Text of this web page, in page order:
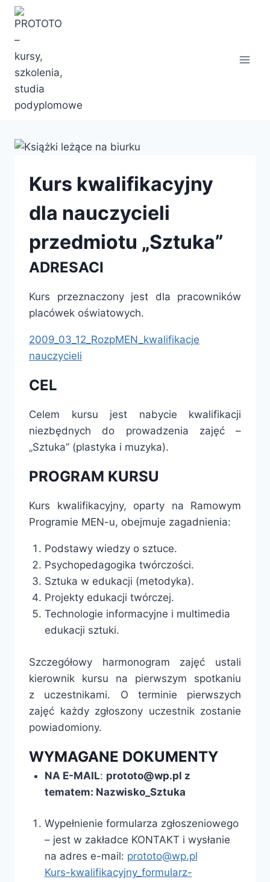
Przejdź
treści
Kurs kwalifikacyjny
dla nauczycieli
przedmiotu „Sztuka”
ADRESACI
Kurs przeznaczony jest dla pracowników
placówek oświatowych.
2009_03_12_RozpMEN_kwalifikacje
nauczycieli
CEL
Celem kursu jest nabycie kwalifikacji
niezbędnych do prowadzenia zajęć –
„Sztuka” (plastyka i muzyka).
PROGRAM KURSU
Kurs kwalifikacyjny, oparty na Ramowym
Programie MEN-u, obejmuje zagadnienia:
Podstawy wiedzy o sztuce.
Psychopedagogika twórczości.
Sztuka w edukacji (metodyka).
Projekty edukacji twórczej.
Technologie informacyjne i multimedia
edukacji sztuki.
Szczegółowy harmonogram zajęć ustali
kierownik kursu na pierwszym spotkaniu
z uczestnikami. O terminie pierwszych
zajęć każdy zgłoszony uczestnik zostanie
powiadomiony.
WYMAGANE DOKUMENTY
NA E-MAIL: prototo@wp.pl z
tematem: Nazwisko_Sztuka
Wypełnienie formularza zgłoszeniowego
– jest w zakładce KONTAKT i wysłanie
na adres e-mail: prototo@wp.pl
Kurs-kwalifikacyjny_formularz-